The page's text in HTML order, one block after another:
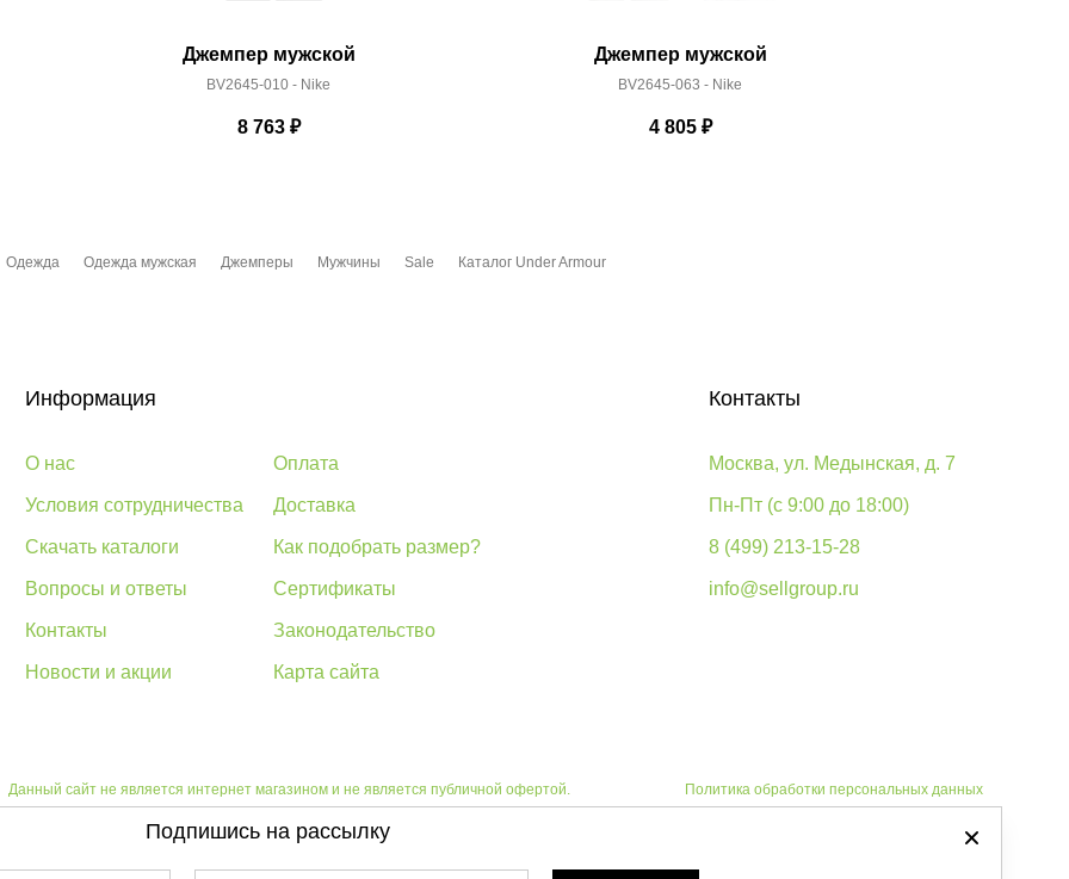
Джемпер мужской
BV2645-010 - Nike
8 763₽
Джемпер мужской
BV2645-063 - Nike
4 805₽
Одежда Одежда мужская Джемперы Мужчины Sale Каталог Under Armour
Информация
О нас
Условия сотрудничества
Скачать каталоги
Вопросы и ответы
Контакты
Новости и акции
Оплата
Доставка
Как подобрать размер?
Сертификаты
Законодательство
Карта сайта
Контакты
Москва, ул. Медынская, д. 7
Пн-Пт (с 9:00 до 18:00)
8 (499) 213-15-28
info@sellgroup.ru
Данный сайт не является интернет магазином и не является публичной офертой. Политика обработки персональных данных
Автоматизировано -
Подпишись на рассылку